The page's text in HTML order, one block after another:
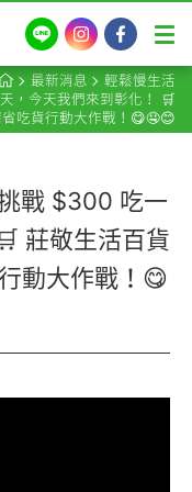
LINE InstagramFacebook
最新消息
輕鬆慢生活
，今天我們來到彰化！ 🛒
吃貨行動大作戰！😋🤤😊
戰 $300 吃一
莊敬生活百貨
動大作戰！😋